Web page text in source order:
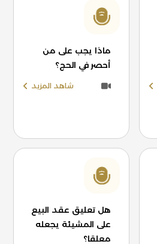
ماذا يجب على من
أحصر في الحج؟
شاهد المزيد
هل تعليق عقد البيع
على المشيئة يجعله
معلقا؟